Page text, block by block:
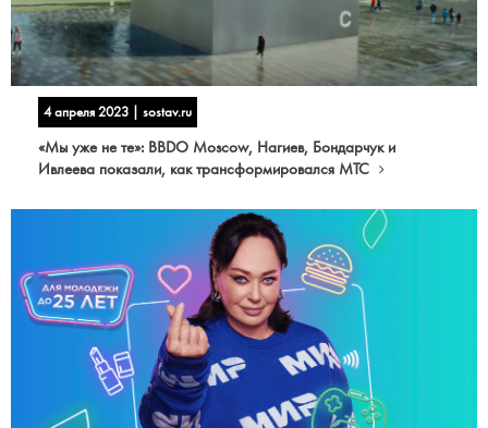
4 апреля 2023 | sostav.ru
«Мы уже не те»: BBDO Moscow, Нагиев, Бондарчук и
Ивлеева показали, как трансформировался МТС